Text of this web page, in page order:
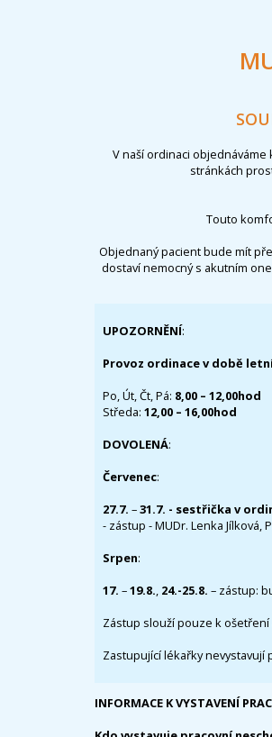
V naší ordinaci
stránkách
Touto
Objednaný pacient bude mít
dostaví nemocný s akutním
UPOZORNĚNÍ:
Provoz ordinace v době
Po, Út, Čt, Pá: 8,00 – 12,00hod
Středa: 12,00 – 16,00hod
DOVOLENÁ:
Červenec:
27.7. –31.7. - sestřička v
- zástup - MUDr. Lenka Jílková,
Srpen:
17. –19.8., 24.-25.8. – zástup:
Zástup slouží pouze k
Zastupující lékařky
INFORMACE K VYSTAVENÍ